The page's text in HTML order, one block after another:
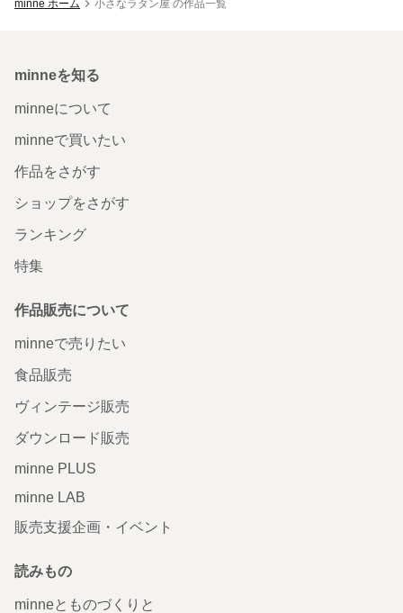
minne ホーム 小さなラタン屋 の作品一覧
minneを知る
minneについて
minneで買いたい
作品をさがす
ショップをさがす
ランキング
特集
作品販売について
minneで売りたい
食品販売
ヴィンテージ販売
ダウンロード販売
minne PLUS
minne LAB
販売支援企画・イベント
読みもの
minneとものづくりと